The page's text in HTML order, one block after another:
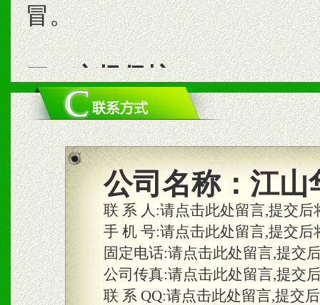
冒。
二、市场保护
1、统一市场价格；建立全
商利润。
2、区域独家经营；建立区
合作关系。
三、物料及媒体
1、免费提供体验及宣传彩
公司名称： 江山
联 系 人:请点击此处留言,提交
手 机 号:请点击此处留言,提交
固定电话:请点击此处留言,提交
公司传真:请点击此处留言,提交
联 系 QQ:请点击此处留言,提交